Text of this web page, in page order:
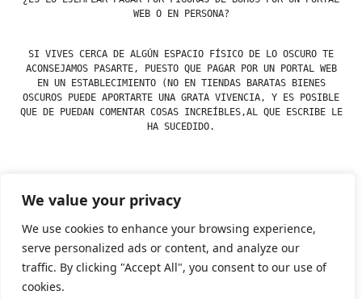
We value your privacy
We use cookies to enhance your browsing experience,
serve personalized ads or content, and analyze our
traffic. By clicking "Accept All", you consent to our use of
cookies.
WEB O EN PERSONA?
SI VIVES CERCA DE ALGÚN ESPACIO FÍSICO DE LO OSCURO TE
ACONSEJAMOS PASARTE, PUESTO QUE PAGAR POR UN PORTAL WEB
EN UN ESTABLECIMIENTO (NO EN TIENDAS BARATAS BIENES
OSCUROS PUEDE APORTARTE UNA GRATA VIVENCIA, Y ES POSIBLE
QUE DE PUEDAN COMENTAR COSAS INCREÍBLES,AL QUE ESCRIBE LE
HA SUCEDIDO.
Posted
esdfninj34 23 December, 2019
Tienda Esotérica Online – Librería Esotérica,Proudly
powered by WordPress.